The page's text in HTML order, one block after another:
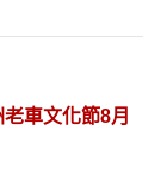
車文化節8月